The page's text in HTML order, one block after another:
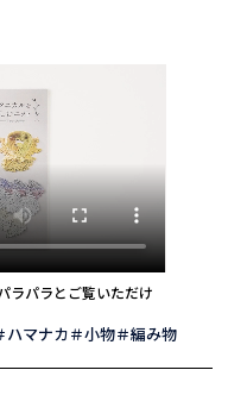
ラパラとご覧いただけ
ハマナカ 小物 編み物